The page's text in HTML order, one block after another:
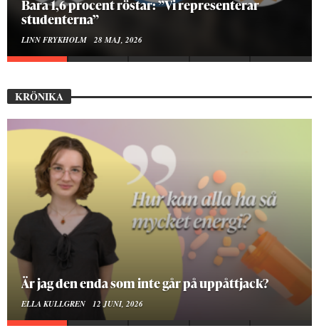
Hur bygger man en Lundakarneval?
ELISE RALSTON SAMUELSON 24 MAJ, 2026
KRÖNIKA
På stadsbiblioteket hittar jag det mänskliga
MOA LINDROTH 10 JUNI, 2026